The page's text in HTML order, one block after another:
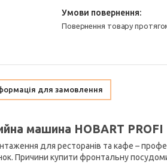
повернення товару
для замовлення
машина HOBART PROFI
для ресторанів та кафе –
Причини купити фронтальну